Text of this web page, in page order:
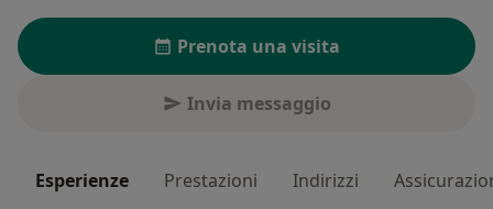
Prenota una visita
Invia messaggio
Esperienze Prestazioni Indirizzi